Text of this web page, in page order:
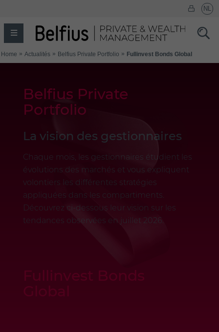
Belfius Private
Portfolio
La vision des gestionnaires
Chaque mois, les gestionnaires étudient les
évolutions des marchés et vous expliquent
volontiers les différentes stratégies
appliquées dans les compartiments.
Découvrez ci-dessous leur vision sur les
tendances observées en juillet 2026.
Fullinvest Bonds
Global